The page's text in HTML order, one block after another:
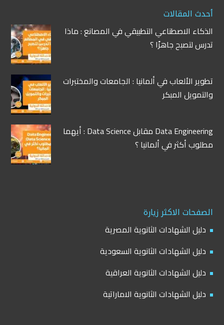
أحدث المقالات
الذكاء الاصطناعي التطبيقي في المصانع : ماذا
تدرس لتصبح جاهزًا ؟
تطوير الألعاب في ألمانيا : الجامعات والمختبرات
والتمويل المبكر
Data Engineering مقابل Data Science : أيهما
مطلوب أكثر في ألمانيا ؟
الصفحات الاكثر زيارة
دليل الشهادات الثانوية المصرية
دليل الشهادات الثانوية السعودية
دليل الشهادات الثانوية العراقية
دليل الشهادات الثانوية الاماراتية